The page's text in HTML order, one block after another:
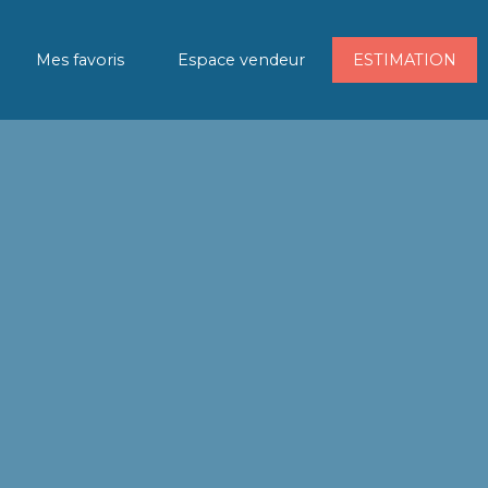
Mes favoris Espace vendeur ESTIMATION